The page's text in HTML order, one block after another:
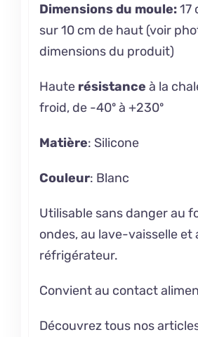
Dimensions du moule:17
sur 10 cm de haut (voir
dimensions du produit)
Haute résistance à la
froid, de -40º à +230º
Matière: Silicone
Couleur: Blanc
Utilisable sans danger au
ondes, au lave-vaisselle et
réfrigérateur.
Convient au contact
Découvrez tous nos